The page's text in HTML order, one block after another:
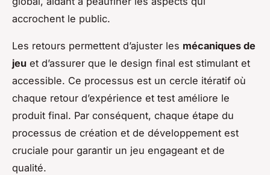
accrochent le public.
Les retours permettent d’ajuster les mécaniques de
jeu et d’assurer que le design final est stimulant et
accessible. Ce processus est un cercle itératif où
chaque retour d’expérience et test améliore le
produit final. Par conséquent, chaque étape du
processus de création et de développement est
cruciale pour garantir un jeu engageant et de
qualité.